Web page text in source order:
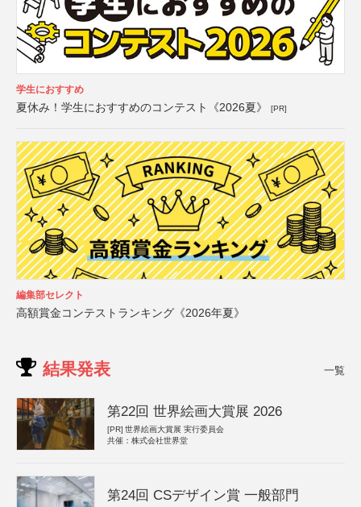
学生におすすめ
夏休み！学生におすすめのコンテスト《2026夏》 [PR]
編集部セレクト
高額賞金コンテストランキング《2026年夏》
結果発表 一覧
第22回 世界絵画大賞展 2026
[PR] 世界絵画大賞展 実行委員会
共催：株式会社世界堂
第24回 CSデザイン賞 一般部門